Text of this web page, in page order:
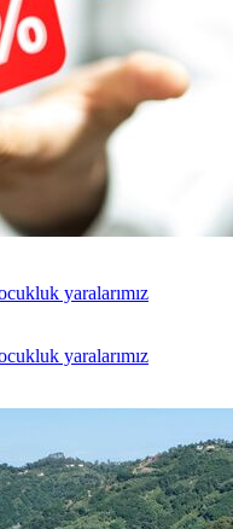
yaralarımız
yaralarımız